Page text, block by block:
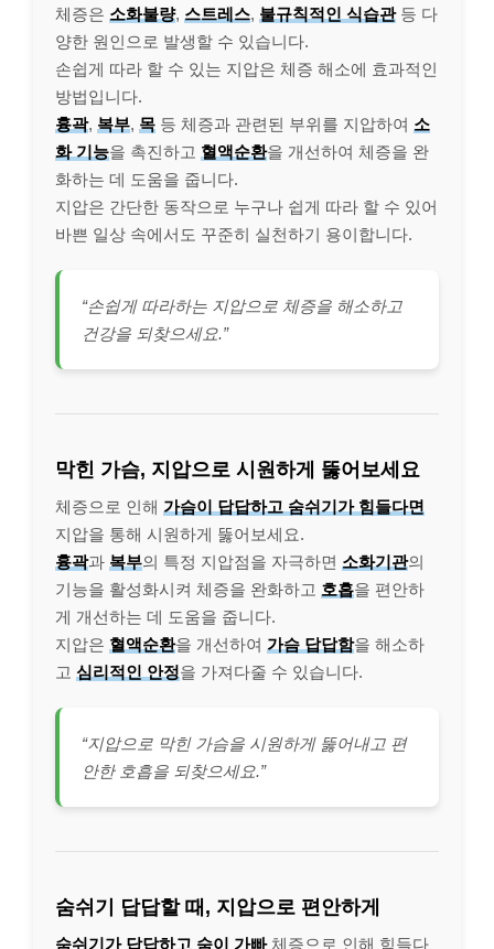
체증은 소화불량, 스트레스, 불규칙적인 식습관등 다
양한 원인으로 발생할 수 있습니다.
손쉽게 따라 할 수 있는 지압은 체증 해소에 효과적인
방법입니다.
흉곽, 복부, 목 등 체증과 관련된 부위를 지압하여 소
화 기능을 촉진하고 혈액순환을 개선하여 체증을 완
화하는 데 도움을 줍니다.
지압은 간단한 동작으로 누구나 쉽게 따라 할 수 있어
바쁜 일상 속에서도 꾸준히 실천하기 용이합니다.
“손쉽게 따라하는 지압으로 체증을 해소하고
건강을 되찾으세요.”
막힌 가슴, 지압으로 시원하게 뚫어보세요
체증으로 인해 가슴이 답답하고 숨쉬기가 힘들다면
지압을 통해 시원하게 뚫어보세요.
흉곽과 복부의 특정 지압점을 자극하면 소화기관의
기능을 활성화시켜 체증을 완화하고 호흡을 편안하
게 개선하는 데 도움을 줍니다.
지압은 혈액순환을 개선하여 가슴 답답함을 해소하
고 심리적인 안정을 가져다줄 수 있습니다.
“지압으로 막힌 가슴을 시원하게 뚫어내고 편
안한 호흡을 되찾으세요.”
숨쉬기 답답할 때, 지압으로 편안하게
숨쉬기가 답답하고 숨이 가빠체증으로 인해 힘들다